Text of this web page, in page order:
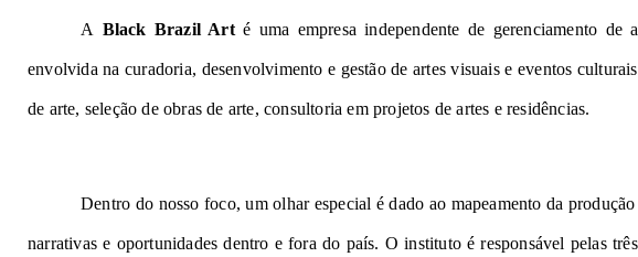
A Black Brazil Art é uma empresa independente de gerenciamento
envolvida na curadoria, desenvolvimento e gestão de artes visuais e eventos
de arte, seleção de obras de arte, consultoria em projetos de artes e residências.
Dentro do nosso foco, um olhar especial é dado ao mapeamento da
narrativas e oportunidades dentro e fora do país. O instituto é responsável pelas